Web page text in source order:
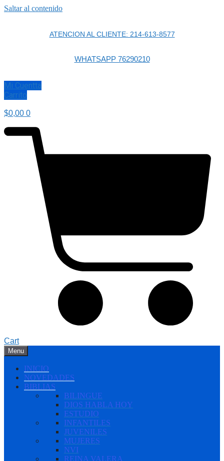
Saltar al contenido
ATENCION AL CLIENTE: 214-613-8577
WHATSAPP 76290210
Mi Cuentta
Carrito
$0,00 0
Cart
Menu
INICIO
NOVEDADES
BIBLIAS
BILINGUE
DIOS HABLA HOY
ESTUDIO
INFANTILES
JUVENILES
MUJERES
NVI
REINA VALERA